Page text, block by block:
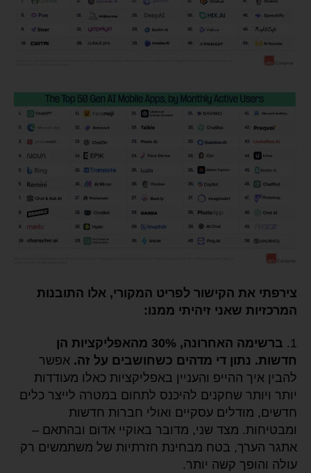
צירפתי את הקישור לפריט המקורי, אלו התובנות
המרכזיות שאני זיהיתי ממנו:
1.
ברשימה האחרונה, 30% מהאפליקציות הן
חדשות. נתון די מדהים כשחושבים על זה. אפשר
להבין איך ההייפ והעניין באפליקציות כאלו מעודדות
יותר ויותר שחקנים להיכנס לתחום במטרה לייצר כלים
חדשים, מודלים עסקיים ואולי חברות חדשות
ומבטיחות. מצד שני, מדובר באוקיי אדום ובהתאם –
אתגר הערך, בטח מבחינת חזרתיות של משתמשים רק
עולה והופך קשה יותר.